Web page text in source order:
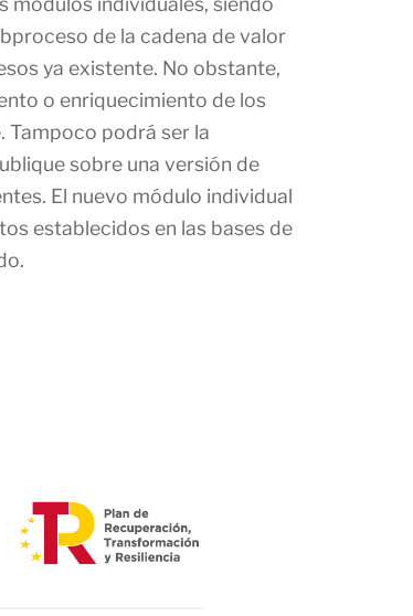
de la cadena de valor
ya existente. No obstante,
o enriquecimiento de los
Tampoco podrá ser la
sobre una versión de
El nuevo módulo individual
establecidos en las bases de